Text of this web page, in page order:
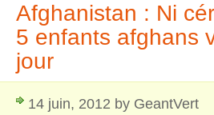
Afghanistan : Ni
5 enfants afghans
jour
14 juin, 2012 by GeantVert